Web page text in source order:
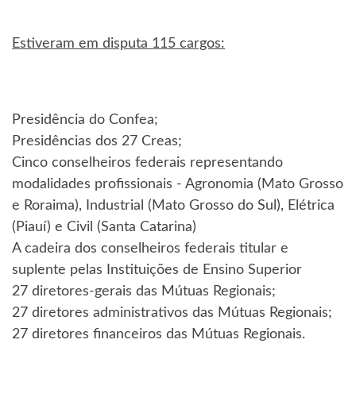
Estiveram em disputa 115 cargos:
Presidência do Confea;
Presidências dos 27 Creas;
Cinco conselheiros federais representando
modalidades profissionais - Agronomia (Mato Grosso
e Roraima), Industrial (Mato Grosso do Sul), Elétrica
(Piauí) e Civil (Santa Catarina)
A cadeira dos conselheiros federais titular e
suplente pelas Instituições de Ensino Superior
27 diretores-gerais das Mútuas Regionais;
27 diretores administrativos das Mútuas Regionais;
27 diretores financeiros das Mútuas Regionais.